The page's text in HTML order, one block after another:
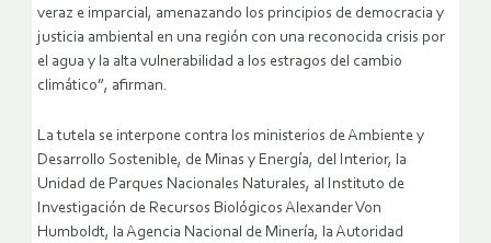
veraz e imparcial, amenazando los principios de democracia y
justicia ambiental en una región con una reconocida crisis por
el agua y la alta vulnerabilidad a los estragos del cambio
climático”, afirman.
La tutela se interpone contra los ministerios de Ambiente y
Desarrollo Sostenible, de Minas y Energía, del Interior, la
Unidad de Parques Nacionales Naturales, al Instituto de
Investigación de Recursos Biológicos Alexander Von
Humboldt, la Agencia Nacional de Minería, la Autoridad